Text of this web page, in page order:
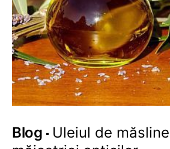
Blog
Uleiul de